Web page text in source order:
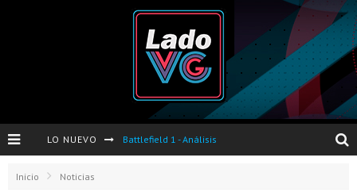
LO NUEVO Battlefield 1 - Análisis
Inicio Noticias